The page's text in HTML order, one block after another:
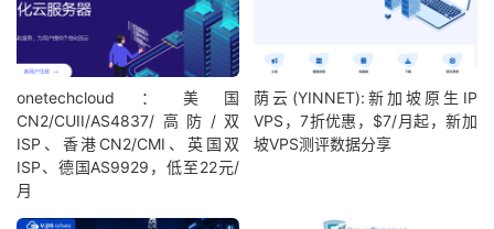
onetechcloud：美国
CN2/CUII/AS4837/高防/双
ISP、香港CN2/CMI、英国双
ISP、德国AS9929，低至22元/
月
荫云(YINNET):新加坡原生IP
VPS，7折优惠，$7/月起，新加
坡VPS测评数据分享